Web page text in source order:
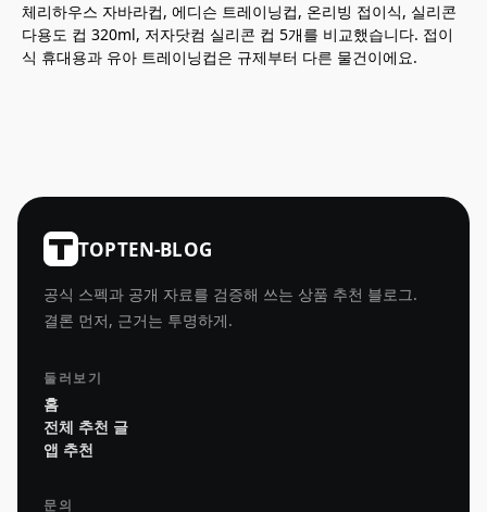
체리하우스 자바라컵, 에디슨 트레이닝컵, 온리빙 접이식, 실리콘
다용도 컵 320ml, 저자닷컴 실리콘 컵 5개를 비교했습니다. 접이
식 휴대용과 유아 트레이닝컵은 규제부터 다른 물건이에요.
TOPTEN-BLOG
공식 스펙과 공개 자료를 검증해 쓰는 상품 추천 블로그.
결론 먼저, 근거는 투명하게.
둘러보기
홈
전체 추천 글
앱 추천
문의